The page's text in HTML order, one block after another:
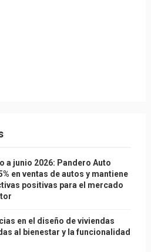
a junio 2026: Pandero Auto
en ventas de autos y mantiene
positivas para el mercado
en el diseño de viviendas
al bienestar y la funcionalidad